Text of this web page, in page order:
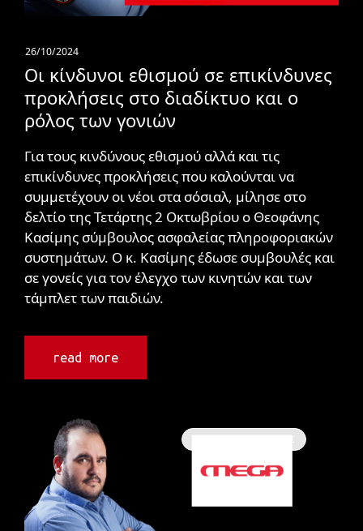
26/10/2024
Οι κίνδυνοι εθισμού σε επικίνδυνες
προκλήσεις στo διαδίκτυο και ο
ρόλος των γονιών
Για τους κινδύνους εθισμού αλλά και τις
επικίνδυνες προκλήσεις που καλούνται να
συμμετέχουν οι νέοι στα σόσιαλ, μίλησε στο
δελτίο της Τετάρτης 2 Οκτωβρίου ο Θεοφάνης
Κασίμης σύμβουλος ασφαλείας πληροφοριακών
συστημάτων. Ο κ. Κασίμης έδωσε συμβουλές και
σε γονείς για τον έλεγχο των κινητών και των
τάμπλετ των παιδιών.
read more